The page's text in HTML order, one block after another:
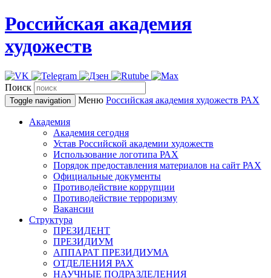
Российская академия
художеств
Поиск
Toggle navigation Меню Российская академия художеств РАХ
Академия
Академия сегодня
Устав Российской академии художеств
Использование логотипа РАХ
Порядок предоставления материалов на сайт РАХ
Официальные документы
Противодействие коррупции
Противодействие терроризму
Вакансии
Структура
ПРЕЗИДЕНТ
ПРЕЗИДИУМ
АППАРАТ ПРЕЗИДИУМА
ОТДЕЛЕНИЯ РАХ
НАУЧНЫЕ ПОДРАЗДЕЛЕНИЯ